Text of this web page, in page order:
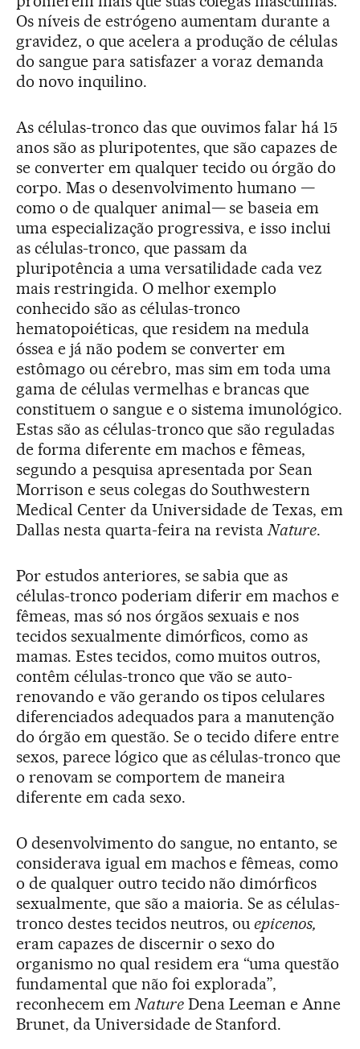
Os níveis de estrógeno aumentam durante a
gravidez, o que acelera a produção de células
do sangue para satisfazer a voraz demanda
do novo inquilino.
As células-tronco das que ouvimos falar há 15
anos são as pluripotentes, que são capazes de
se converter em qualquer tecido ou órgão do
corpo. Mas o desenvolvimento humano —
como o de qualquer animal— se baseia em
uma especialização progressiva, e isso inclui
as células-tronco, que passam da
pluripotência a uma versatilidade cada vez
mais restringida. O melhor exemplo
conhecido são as células-tronco
hematopoiéticas, que residem na medula
óssea e já não podem se converter em
estômago ou cérebro, mas sim em toda uma
gama de células vermelhas e brancas que
constituem o sangue e o sistema imunológico.
Estas são as células-tronco que são reguladas
de forma diferente em machos e fêmeas,
segundo a pesquisa apresentada por Sean
Morrison e seus colegas do Southwestern
Medical Center da Universidade de Texas, em
Dallas nesta quarta-feira na revistaNature.
Por estudos anteriores, se sabia que as
células-tronco poderiam diferir em machos e
fêmeas, mas só nos órgãos sexuais e nos
tecidos sexualmente dimórficos, como as
mamas. Estes tecidos, como muitos outros,
contêm células-tronco que vão se auto-
renovando e vão gerando os tipos celulares
diferenciados adequados para a manutenção
do órgão em questão. Se o tecido difere entre
sexos, parece lógico que as células-tronco que
o renovam se comportem de maneira
diferente em cada sexo.
O desenvolvimento do sangue, no entanto, se
considerava igual em machos e fêmeas, como
o de qualquer outro tecido não dimórficos
sexualmente, que são a maioria. Se as células-
tronco destes tecidos neutros, ouepicenos,
eram capazes de discernir o sexo do
organismo no qual residem era “uma questão
fundamental que não foi explorada”,
reconhecem em NatureDena Leeman e Anne
Brunet, da Universidade de Stanford.